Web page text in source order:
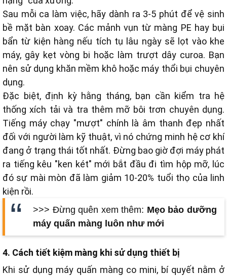
Sau mỗi ca làm việc, hãy dành ra 3-5 phút để vệ sinh
bề mặt bàn xoay. Các mảnh vụn từ màng PE hay bụi
bẩn từ kiện hàng nếu tích tụ lâu ngày sẽ lọt vào khe
máy, gây kẹt vòng bi hoặc làm trượt dây curoa. Bạn
nên sử dụng khăn mềm khô hoặc máy thổi bụi chuyên
dụng.
Đặc biệt, định kỳ hằng tháng, bạn cần kiểm tra hệ
thống xích tải và tra thêm mỡ bôi trơn chuyên dụng.
Tiếng máy chạy "mượt" chính là âm thanh đẹp nhất
đối với người làm kỹ thuật, vì nó chứng minh hệ cơ khí
đang ở trạng thái tốt nhất. Đừng bao giờ đợi máy phát
ra tiếng kêu "ken két" mới bắt đầu đi tìm hộp mỡ, lúc
đó sự mài mòn đã làm giảm 10-20% tuổi thọ của linh
kiện rồi.
>>> Đừng quên xem thêm: Mẹo bảo dưỡng
máy quấn màng luôn như mới
4. Cách tiết kiệm màng khi sử dụng thiết bị
Khi sử dụng máy quấn màng co mini, bí quyết nằm ở